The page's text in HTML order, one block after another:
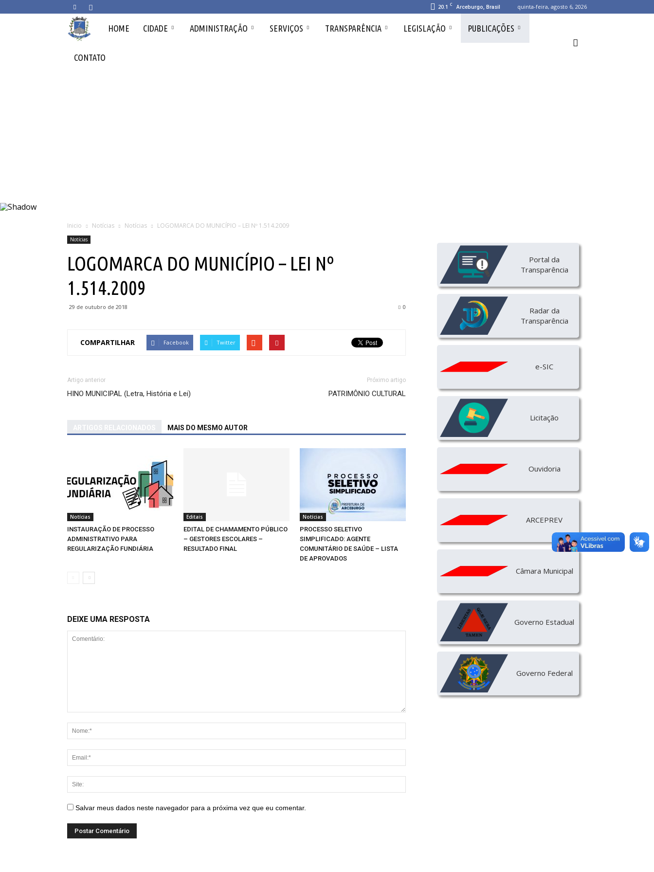
20.1 C Arceburgo, Brasil quinta-feira, agosto 6, 2026
Prefeitura
Municipal
HOME CIDADE ADMINISTRAÇÃO SERVIÇOS TRANSPARÊNCIA LEGISLAÇÃO PUBLICAÇÕES
CONTATO
Inicio Notícias Notícias LOGOMARCA DO MUNICÍPIO – LEI Nº 1.514.2009
Notícias
LOGOMARCA DO MUNICÍPIO – LEI Nº
1.514.2009
29 de outubro de 2018 0
COMPARTILHAR Facebook Twitter
Artigo anterior
HINO MUNICIPAL (Letra, História e Lei)
Próximo artigo
PATRIMÔNIO CULTURAL
MAIS DO MESMO AUTOR
Notícias
INSTAURAÇÃO DE PROCESSO
ADMINISTRATIVO PARA
REGULARIZAÇÃO FUNDIÁRIA
Editais
EDITAL DE CHAMAMENTO PÚBLICO
– GESTORES ESCOLARES –
RESULTADO FINAL
Notícias
PROCESSO SELETIVO
SIMPLIFICADO: AGENTE
COMUNITÁRIO DE SAÚDE – LISTA
DE APROVADOS
DEIXE UMA RESPOSTA
Salvar meus dados neste navegador para a próxima vez que eu comentar.
Portal da
Transparência
Radar da
Transparência
e-SIC
Licitação
Ouvidoria
ARCEPREV
Câmara Municipal
Governo Estadual
Governo Federal